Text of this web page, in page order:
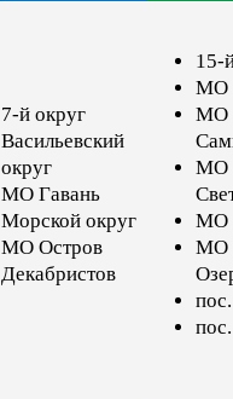
7-й округ
Васильевский
округ
МО Гавань
Морской округ
МО Остров
Декабристов
15-
МО
МО
МО
МО
МО